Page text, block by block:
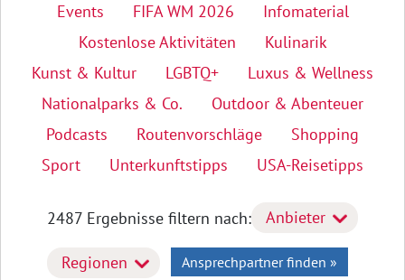
Events
FIFA WM 2026
Infomaterial
Kostenlose Aktivitäten
Kulinarik
Kunst & Kultur
LGBTQ+
Luxus & Wellness
Nationalparks & Co.
Outdoor & Abenteuer
Podcasts
Routenvorschläge
Shopping
Sport
Unterkunftstipps USA-Reisetipps
2487 Ergebnisse filtern nach: Anbieter
Regionen Ansprechpartner finden »